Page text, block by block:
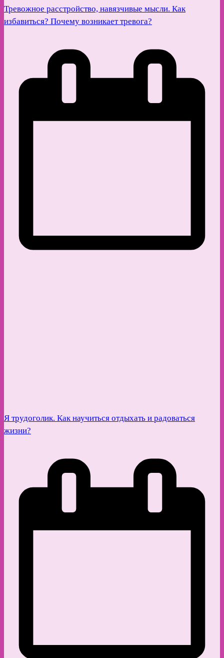
Тревожное расстройство, навязчивые мысли. Как
избавиться? Почему возникает тревога?
Я трудоголик. Как научиться отдыхать и радоваться
жизни?